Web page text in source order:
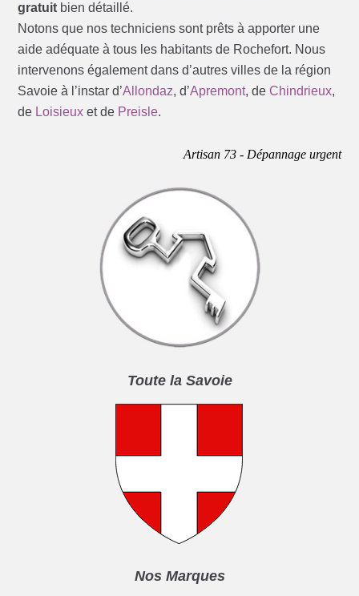
gratuit bien détaillé.
Notons que nos techniciens sont prêts à apporter une
aide adéquate à tous les habitants de Rochefort. Nous
intervenons également dans d’autres villes de la région
Savoie à l’instar d’Allondaz, d’Apremont, deChindrieux,
de Loisieux et de Preisle.
Artisan 73 - Dépannage urgent
Toute la Savoie
Nos Marques